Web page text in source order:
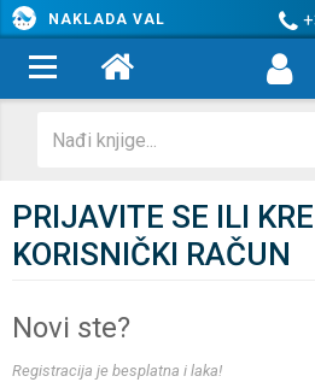
NAKLADA VAL
PRIJAVITE SE ILI
KORISNIČKI RAČUN
Novi ste?
Registracija je besplatna i laka!